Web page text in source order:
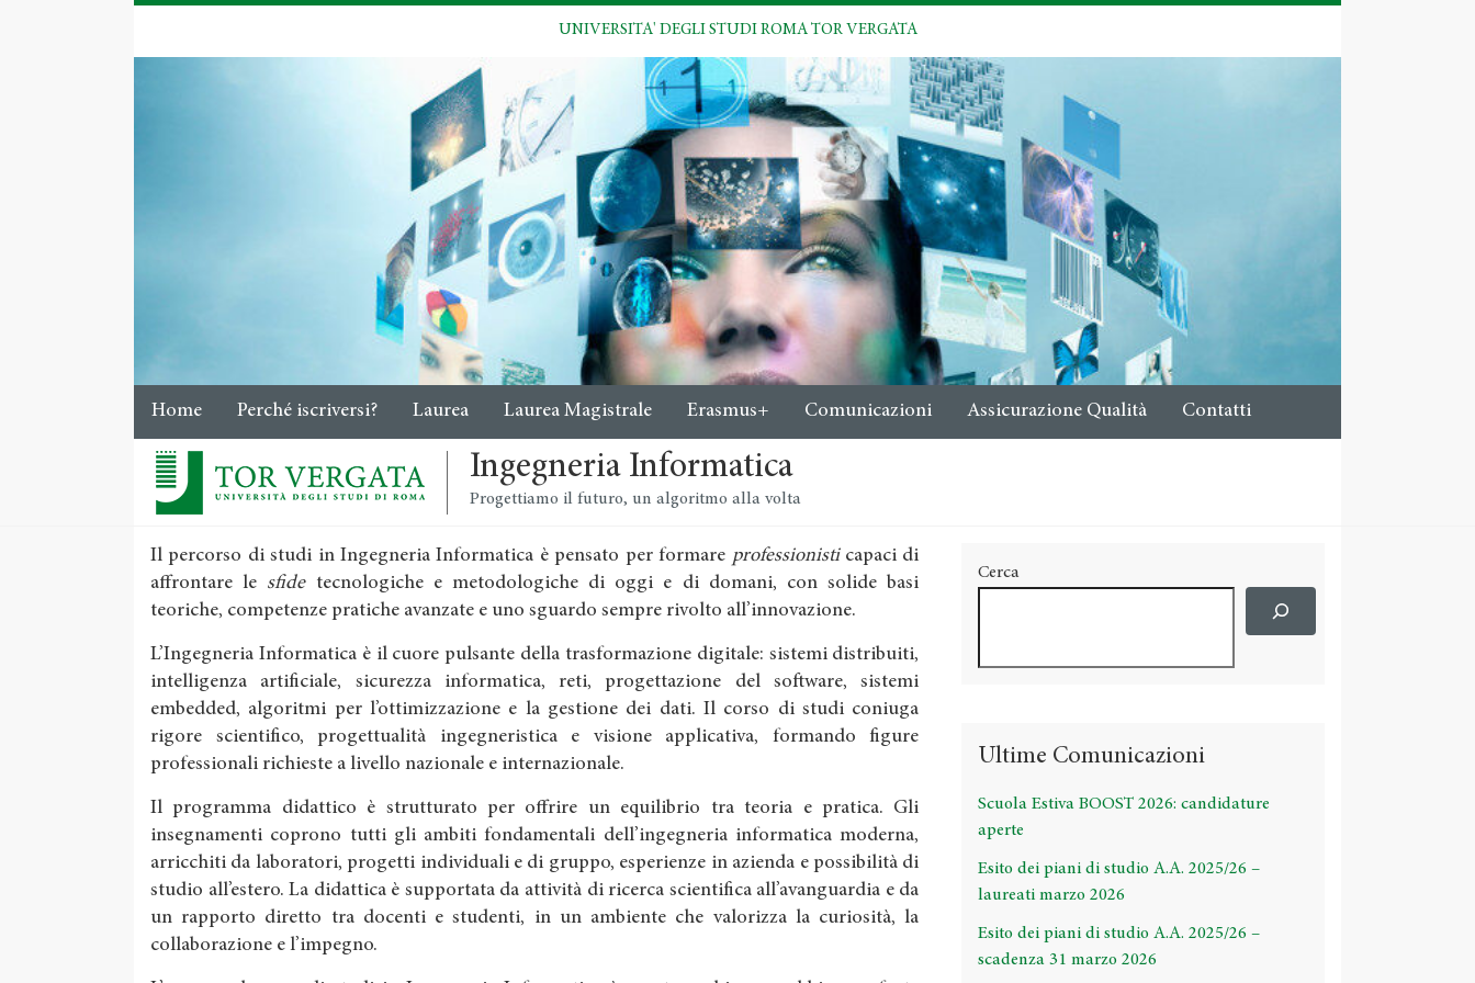
UNIVERSITA' DEGLI STUDI ROMA TOR VERGATA
Home Perché iscriversi? Laurea Laurea Magistrale Erasmus+ Comunicazioni Assicurazione Qualità Contatti
Ingegneria Informatica
Progettiamo il futuro, un algoritmo alla volta
Il percorso di studi in Ingegneria Informatica è pensato per formare professionisticapaci di
affrontare le sfidetecnologiche e metodologiche di oggi e di domani, con solide basi
teoriche, competenze pratiche avanzate e uno sguardo sempre rivolto all’innovazione.
L’Ingegneria Informatica è il cuore pulsante della trasformazione digitale: sistemi distribuiti,
intelligenza artificiale, sicurezza informatica, reti, progettazione del software, sistemi
embedded, algoritmi per l’ottimizzazione e la gestione dei dati. Il corso di studi coniuga
rigore scientifico, progettualità ingegneristica e visione applicativa, formando figure
professionali richieste a livello nazionale e internazionale.
Il programma didattico è strutturato per offrire un equilibrio tra teoria e pratica. Gli
insegnamenti coprono tutti gli ambiti fondamentali dell’ingegneria informatica moderna,
arricchiti da laboratori, progetti individuali e di gruppo, esperienze in azienda e possibilità di
studio all’estero. La didattica è supportata da attività di ricerca scientifica all’avanguardia e da
un rapporto diretto tra docenti e studenti, in un ambiente che valorizza la curiosità, la
collaborazione e l’impegno.
Cerca
Ultime Comunicazioni
Scuola Estiva BOOST 2026: candidature
aperte
Esito dei piani di studio A.A. 2025/26 –
laureati marzo 2026
Esito dei piani di studio A.A. 2025/26 –
scadenza 31 marzo 2026